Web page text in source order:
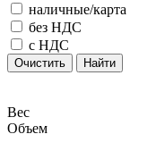
наличные/карта
без НДС
с НДС
Очистить Найти
Вес
Объем